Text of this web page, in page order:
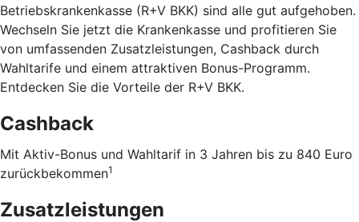
Betriebskrankenkasse (R+V BKK) sind alle gut aufgehoben.
Wechseln Sie jetzt die Krankenkasse und profitieren Sie
von umfassenden Zusatzleistungen, Cashback durch
Wahltarife und einem attraktiven Bonus-Programm.
Entdecken Sie die Vorteile der R+V BKK.
Cashback
Mit Aktiv-Bonus und Wahltarif in 3 Jahren bis zu 840 Euro
zurückbekommen1
Zusatzleistungen